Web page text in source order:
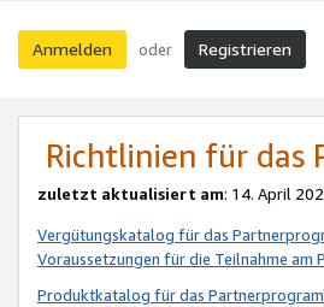
Anmelden oder Registrieren
Richtlinien für das
zuletzt aktualisiert am: 14. April
Vergütungskatalog für das
Voraussetzungen für die Teilnahme am
Produktkatalog für das